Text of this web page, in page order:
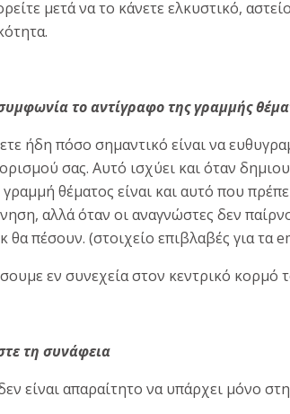
μετά να το κάνετε ελκυστικό,
το αντίγραφο της γραμμής
ήδη πόσο σημαντικό είναι να
σας. Αυτό ισχύει και όταν
θέματος είναι και αυτό που
αλλά όταν οι αναγνώστες δεν
θα πέσουν. (στοιχείο επιβλαβές για τα
εν συνεχεία στον κεντρικό κορμό
τη συνάφεια
είναι απαραίτητο να υπάρχει μόνο